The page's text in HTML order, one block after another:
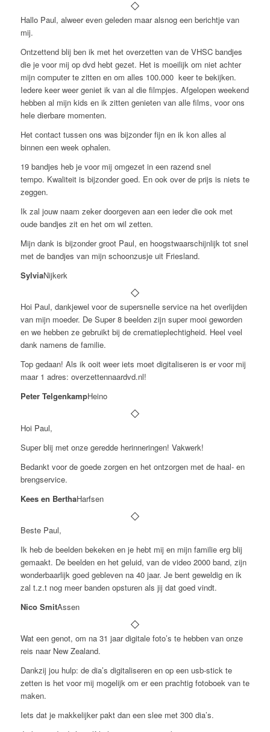
Hallo Paul, alweer even geleden maar alsnog een berichtje van
mij.
Ontzettend blij ben ik met het overzetten van de VHSC bandjes
die je voor mij op dvd hebt gezet. Het is moeilijk om niet achter
mijn computer te zitten en om alles 100.000 keer te bekijken.
Iedere keer weer geniet ik van al die filmpjes. Afgelopen weekend
hebben al mijn kids en ik zitten genieten van alle films, voor ons
hele dierbare momenten.
Het contact tussen ons was bijzonder fijn en ik kon alles al
binnen een week ophalen.
19 bandjes heb je voor mij omgezet in een razend snel
tempo. Kwaliteit is bijzonder goed. En ook over de prijs is niets te
zeggen.
Ik zal jouw naam zeker doorgeven aan een ieder die ook met
oude bandjes zit en het om wil zetten.
Mijn dank is bijzonder groot Paul, en hoogstwaarschijnlijk tot snel
met de bandjes van mijn schoonzusje uit Friesland.
SylviaNijkerk
Hoi Paul, dankjewel voor de supersnelle service na het overlijden
van mijn moeder. De Super 8 beelden zijn super mooi geworden
en we hebben ze gebruikt bij de crematieplechtigheid. Heel veel
dank namens de familie.
Top gedaan! Als ik ooit weer iets moet digitaliseren is er voor mij
maar 1 adres: overzettennaardvd.nl!
Peter TelgenkampHeino
Hoi Paul,
Super blij met onze geredde herinneringen! Vakwerk!
Bedankt voor de goede zorgen en het ontzorgen met de haal- en
brengservice.
Kees en BerthaHarfsen
Beste Paul,
Ik heb de beelden bekeken en je hebt mij en mijn familie erg blij
gemaakt. De beelden en het geluid, van de video 2000 band, zijn
wonderbaarlijk goed gebleven na 40 jaar. Je bent geweldig en ik
zal t.z.t nog meer banden opsturen als jij dat goed vindt.
Nico SmitAssen
Wat een genot, om na 31 jaar digitale foto’s te hebben van onze
reis naar New Zealand.
Dankzij jou hulp: de dia’s digitaliseren en op een usb-stick te
zetten is het voor mij mogelijk om er een prachtig fotoboek van te
maken.
Iets dat je makkelijker pakt dan een slee met 300 dia’s.